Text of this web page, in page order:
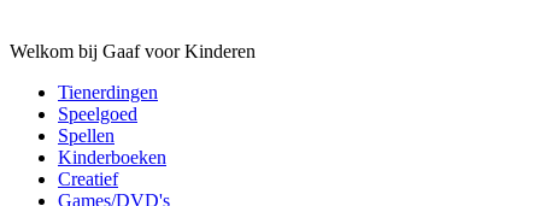
Welkom bij Gaaf voor Kinderen
Tienerdingen
Speelgoed
Spellen
Kinderboeken
Creatief
Games/DVD's